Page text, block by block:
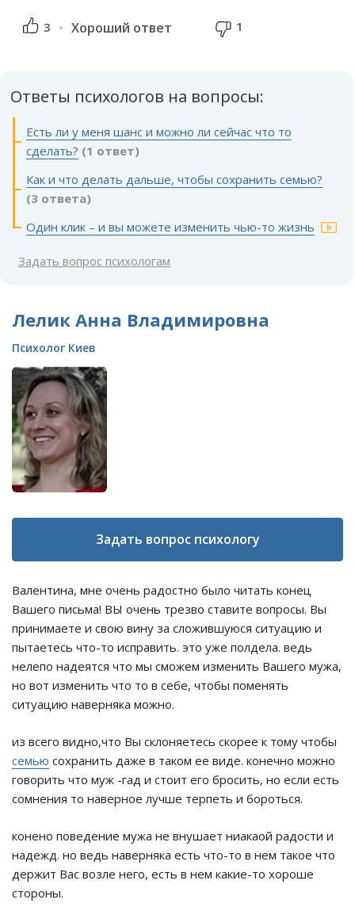
3 Хороший ответ 1
Ответы психологов на вопросы:
Есть ли у меня шанс и можно ли сейчас что то
сделать? (1 ответ)
Как и что делать дальше, чтобы сохранить семью?
(3 ответа)
Один клик – и вы можете изменить чью-то жизнь
Задать вопрос психологам
Лелик Анна Владимировна
Психолог Киев
Задать вопрос психологу
Валентина, мне очень радостно было читать конец
Вашего письма! ВЫ очень трезво ставите вопросы. Вы
принимаете и свою вину за сложившуюся ситуацию и
пытаетесь что-то исправить. это уже полдела. ведь
нелепо надеятся что мы сможем изменить Вашего мужа,
но вот изменить что то в себе, чтобы поменять
ситуацию наверняка можно.
из всего видно,что Вы склоняетесь скорее к тому чтобы
семью сохранить даже в таком ее виде. конечно можно
говорить что муж -гад и стоит его бросить, но если есть
сомнения то наверное лучше терпеть и бороться.
конено поведение мужа не внушает ниакаой радости и
надежд. но ведь наверняка есть что-то в нем такое что
держит Вас возле него, есть в нем какие-то хороше
стороны.